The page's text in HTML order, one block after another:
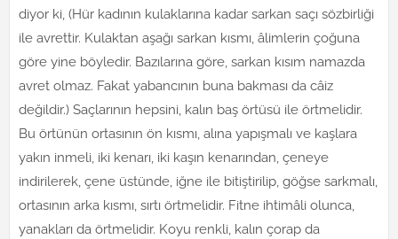
diyor ki, (Hür kadının kulaklarına kadar sarkan saçı sözbirliği
ile avrettir. Kulaktan aşağı sarkan kısmı, âlimlerin çoğuna
göre yine böyledir. Bazılarına göre, sarkan kısım namazda
avret olmaz. Fakat yabancının buna bakması da câiz
değildir.) Saçlarının hepsini, kalın baş örtüsü ile örtmelidir.
Bu örtünün ortasının ön kısmı, alına yapışmalı ve kaşlara
yakın inmeli, iki kenarı, iki kaşın kenarından, çeneye
indirilerek, çene üstünde, iğne ile bitiştirilip, göğse sarkmalı,
ortasının arka kısmı, sırtı örtmelidir. Fitne ihtimâli olunca,
yanakları da örtmelidir. Koyu renkli, kalın çorap da